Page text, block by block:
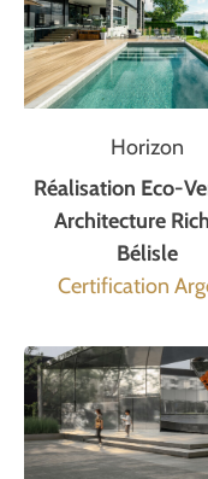
Horizon
Réalisation Eco-
Architecture
Bélisle
Certification